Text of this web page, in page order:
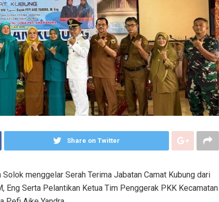
Share on Twitter
menggelar Serah Terima Jabatan Camat Kubung dari
Eng Serta Pelantikan Ketua Tim Penggerak PKK Kecamatan